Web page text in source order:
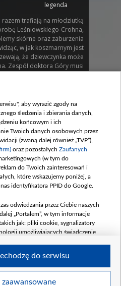
legenda
trafiają na młodziutką
Leśniowskiego-Crohna,
skórne oraz zaburzenia
w jak koszmarnym jest
że dziewczynka może
Zespół doktora Góry musi
i wylądował w dodatku na
Artur odkrywa, że Beata
i… znalazła sobie nowego
polityka prywatności
aby wyrazić zgody na
śledzenia i zbierania danych,
końcowym i ich
Twoich danych osobowych przez
(zwaną dalej również „TVP”),
oraz pozostałych Zaufanych
(w tym do
do Twoich zainteresowań i
które wskazujemy poniżej, a
identyfikatora PPID do Google.
odwiedzania przez Ciebie naszych
„Portalem”, w tym informacje
jak: pliki cookie, sygnalizatory
umożliwiających świadczenie
odwiedzania przez Ciebie
do serwisu